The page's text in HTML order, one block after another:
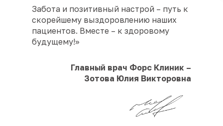
Забота и позитивный настрой – путь к
скорейшему выздоровлению наших
пациентов. Вместе – к здоровому
будущему!»
Главный врач Форс Клиник –
Зотова Юлия Викторовна